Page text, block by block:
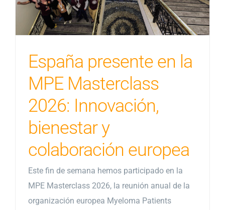
España presente en la
MPE Masterclass
2026: Innovación,
bienestar y
colaboración europea
Este fin de semana hemos participado en la
MPE Masterclass 2026, la reunión anual de la
organización europea Myeloma Patients